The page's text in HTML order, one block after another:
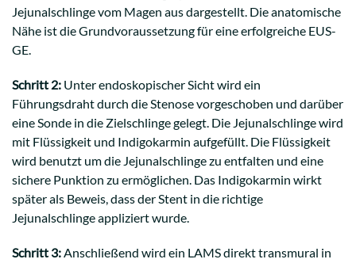
Jejunalschlinge vom Magen aus dargestellt. Die anatomische
Nähe ist die Grundvoraussetzung für eine erfolgreiche EUS-
GE.
Schritt 2: Unter endoskopischer Sicht wird ein
Führungsdraht durch die Stenose vorgeschoben und darüber
eine Sonde in die Zielschlinge gelegt. Die Jejunalschlinge wird
mit Flüssigkeit und Indigokarmin aufgefüllt. Die Flüssigkeit
wird benutzt um die Jejunalschlinge zu entfalten und eine
sichere Punktion zu ermöglichen. Das Indigokarmin wirkt
später als Beweis, dass der Stent in die richtige
Jejunalschlinge appliziert wurde.
Schritt 3:Anschließend wird ein LAMS direkt transmural in